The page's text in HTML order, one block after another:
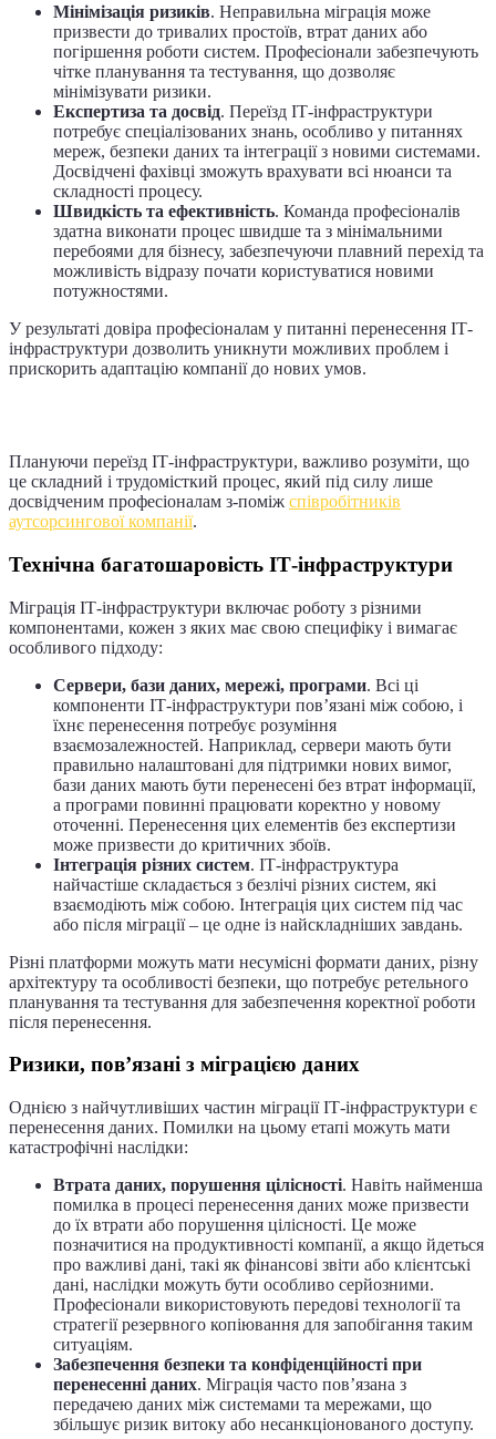
Мінімізація ризиків. Неправильна міграція може
призвести до тривалих простоїв, втрат даних або
погіршення роботи систем. Професіонали забезпечують
чітке планування та тестування, що дозволяє
мінімізувати ризики.
Експертиза та досвід. Переїзд ІТ-інфраструктури
потребує спеціалізованих знань, особливо у питаннях
мереж, безпеки даних та інтеграції з новими системами.
Досвідчені фахівці зможуть врахувати всі нюанси та
складності процесу.
Швидкість та ефективність. Команда професіоналів
здатна виконати процес швидше та з мінімальними
перебоями для бізнесу, забезпечуючи плавний перехід та
можливість відразу почати користуватися новими
потужностями.
У результаті довіра професіоналам у питанні перенесення ІТ-
інфраструктури дозволить уникнути можливих проблем і
прискорить адаптацію компанії до нових умов.
Плануючи переїзд ІТ-інфраструктури, важливо розуміти, що
це складний і трудомісткий процес, який під силу лише
досвідченим професіоналам з-поміж співробітників
аутсорсингової компанії.
Технічна багатошаровість ІТ-інфраструктури
Міграція ІТ-інфраструктури включає роботу з різними
компонентами, кожен з яких має свою специфіку і вимагає
особливого підходу:
Сервери, бази даних, мережі, програми. Всі ці
компоненти ІТ-інфраструктури пов’язані між собою, і
їхнє перенесення потребує розуміння
взаємозалежностей. Наприклад, сервери мають бути
правильно налаштовані для підтримки нових вимог,
бази даних мають бути перенесені без втрат інформації,
а програми повинні працювати коректно у новому
оточенні. Перенесення цих елементів без експертизи
може призвести до критичних збоїв.
Інтеграція різних систем. ІТ-інфраструктура
найчастіше складається з безлічі різних систем, які
взаємодіють між собою. Інтеграція цих систем під час
або після міграції – це одне із найскладніших завдань.
Різні платформи можуть мати несумісні формати даних, різну
архітектуру та особливості безпеки, що потребує ретельного
планування та тестування для забезпечення коректної роботи
після перенесення.
Ризики, пов’язані з міграцією даних
Однією з найчутливіших частин міграції ІТ-інфраструктури є
перенесення даних. Помилки на цьому етапі можуть мати
катастрофічні наслідки:
Втрата даних, порушення цілісності. Навіть найменша
помилка в процесі перенесення даних може призвести
до їх втрати або порушення цілісності. Це може
позначитися на продуктивності компанії, а якщо йдеться
про важливі дані, такі як фінансові звіти або клієнтські
дані, наслідки можуть бути особливо серйозними.
Професіонали використовують передові технології та
стратегії резервного копіювання для запобігання таким
ситуаціям.
Забезпечення безпеки та конфіденційності при
перенесенні даних. Міграція часто пов’язана з
передачею даних між системами та мережами, що
збільшує ризик витоку або несанкціонованого доступу.